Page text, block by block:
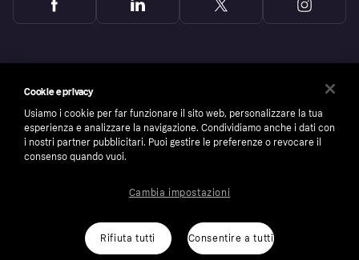
number: 556737-0431
Cookies Klarna.com
Cookie e privacy
Usiamo i cookie per far funzionare il sito web, personalizzare la tua
esperienza e analizzare la navigazione. Condividiamo anche i dati con
i nostri partner pubblicitari. Puoi gestire le preferenze o revocare il
consenso quando vuoi.
Rifiuta tutti Consentire a tutti
Cambia impostazioni